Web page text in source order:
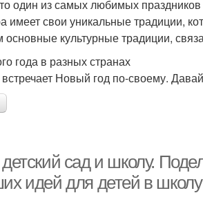
один из самых любимых праздников
имеет свои уникальные традиции,
культурные традиции,
года в разных странах
Новый год по-своему.
сад и школу.
идей для детей в